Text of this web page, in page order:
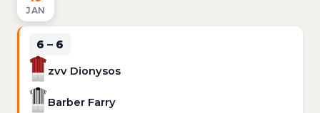
JAN
6 – 6
zvv Dionysos
Barber Farry